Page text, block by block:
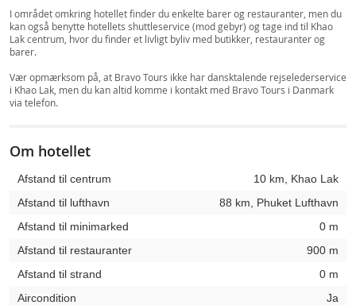
I området omkring hotellet finder du enkelte barer og restauranter, men du
kan også benytte hotellets shuttleservice (mod gebyr) og tage ind til Khao
Lak centrum, hvor du finder et livligt byliv med butikker, restauranter og
barer.
Vær opmærksom på, at Bravo Tours ikke har dansktalende rejselederservice
i Khao Lak, men du kan altid komme i kontakt med Bravo Tours i Danmark
via telefon.
Om hotellet
Afstand til centrum
10 km, Khao Lak
Afstand til lufthavn
88 km, Phuket Lufthavn
Afstand til minimarked
0 m
Afstand til restauranter
900 m
Afstand til strand
0 m
Aircondition
Ja